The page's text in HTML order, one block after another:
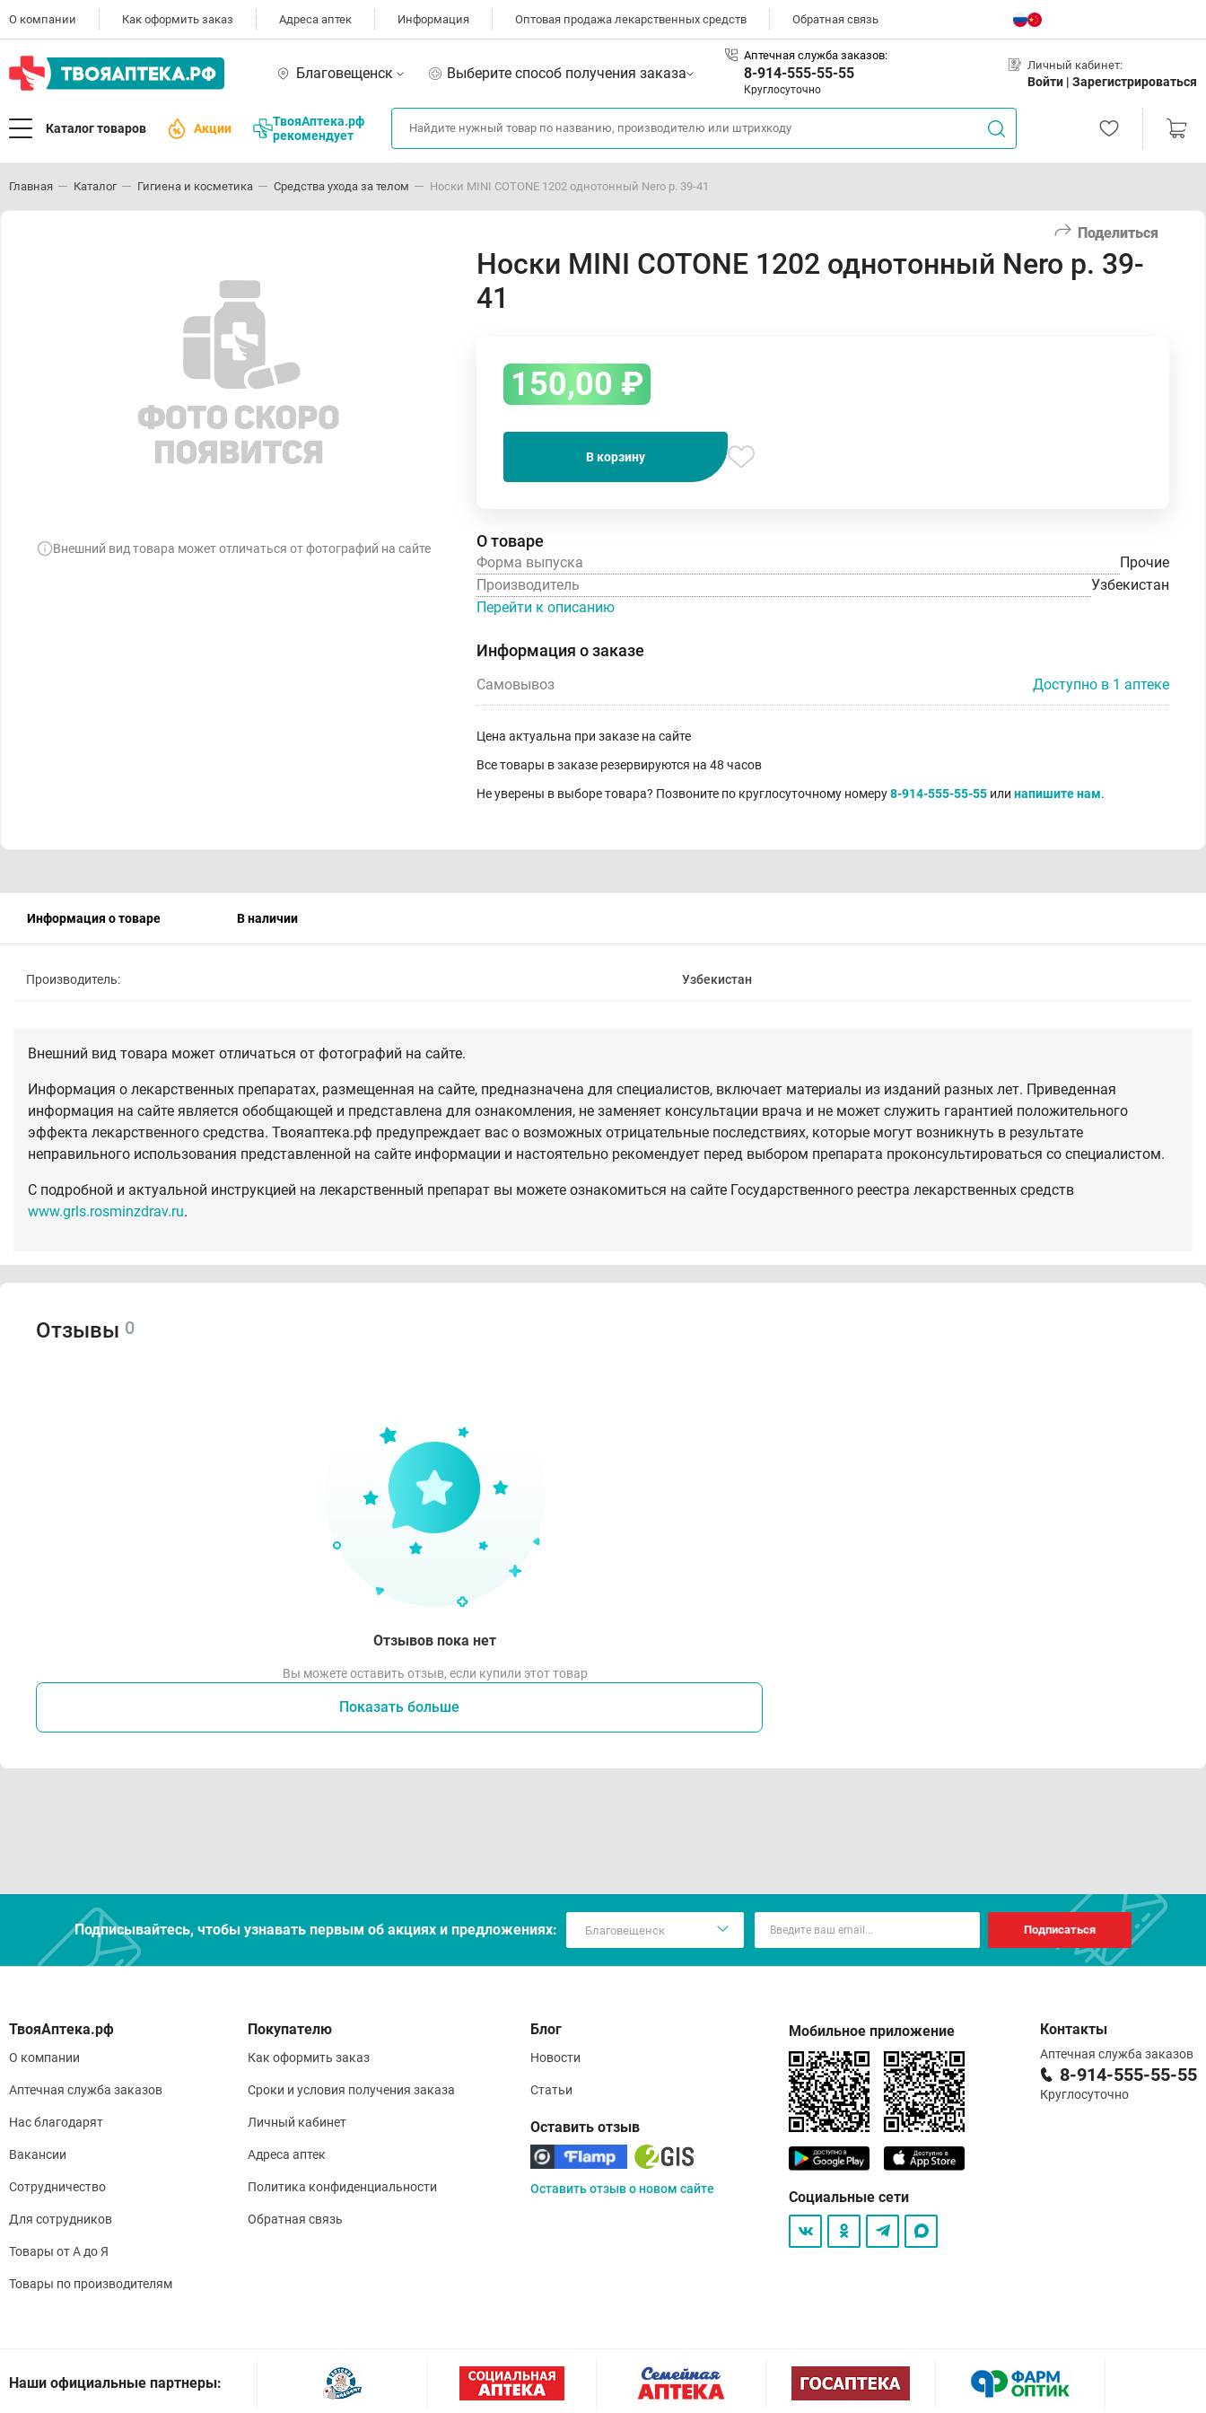
О компании Как оформить заказ Адреса аптек Информация Оптовая продажа лекарственных средств Обратная связь
Благовещенск Выберите способ получения заказа
Аптечная служба заказов:
8-914-555-55-55
Круглосуточно
Личный кабинет:
Войти | Зарегистрироваться
Каталог товаров Акции
ТвояАптека.рф
рекомендует
Главная Каталог Гигиена и косметика Средства ухода за телом Носки MINI COTONE 1202 однотонный Nero р. 39-41
Поделиться
Внешний вид товара может отличаться от фотографий на сайте
Носки MINI COTONE 1202 однотонный Nero р. 39-
41
150,00 ₽
В корзину
О товаре
Форма выпуска
Прочие
Производитель
Узбекистан
Перейти к описанию
Информация о заказе
Самовывоз Доступно в 1 аптеке
Цена актуальна при заказе на сайте
Все товары в заказе резервируются на 48 часов
Не уверены в выборе товара? Позвоните по круглосуточному номеру8-914-555-55-55 или напишите нам.
Информация о товаре В наличии
Производитель: Узбекистан
Внешний вид товара может отличаться от фотографий на сайте.
Информация о лекарственных препаратах, размещенная на сайте, предназначена для специалистов, включает материалы из изданий разных лет. Приведенная
информация на сайте является обобщающей и представлена для ознакомления, не заменяет консультации врача и не может служить гарантией положительного
эффекта лекарственного средства. Твояаптека.рф предупреждает вас о возможных отрицательные последствиях, которые могут возникнуть в результате
неправильного использования представленной на сайте информации и настоятельно рекомендует перед выбором препарата проконсультироваться со специалистом.
С подробной и актуальной инструкцией на лекарственный препарат вы можете ознакомиться на сайте Государственного реестра лекарственных средств
www.grls.rosminzdrav.ru.
Отзывы 0
Отзывов пока нет
Вы можете оставить отзыв, если купили этот товар
Показать больше
Подписывайтесь, чтобы узнавать первым об акцияx и предложениях: Подписаться
О компании
Аптечная служба заказов
Нас благодарят
Вакансии
Сотрудничество
Для сотрудников
Товары от А до Я
Товары по производителям
Покупателю
Как оформить заказ
Сроки и условия получения заказа
Личный кабинет
Адреса аптек
Политика конфиденциальности
Обратная связь
Блог
Новости
Статьи
Оставить отзыв
Оставить отзыв о новом сайте
Мобильное приложение
Социальные сети
Контакты
Аптечная служба заказов
8-914-555-55-55
Круглосуточно
Наши официальные партнеры: